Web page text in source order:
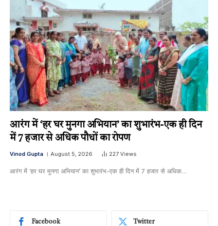
आरंग में ‘हर घर मुनगा अभियान’ का शुभारंभ-एक ही दिन
में 7 हजार से अधिक पौधों का रोपण
Vinod Gupta August 5, 2026 227 Views
आरंग में ‘हर घर मुनगा अभियान’ का शुभारंभ-एक ही दिन में 7 हजार से अधिक…
Facebook Twitter